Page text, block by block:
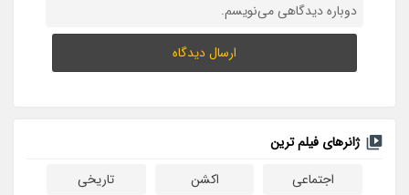
دوباره دیدگاهی می‌نویسم.
ژانرهای فیلم ترین
اجتماعی
اکشن
تاریخی